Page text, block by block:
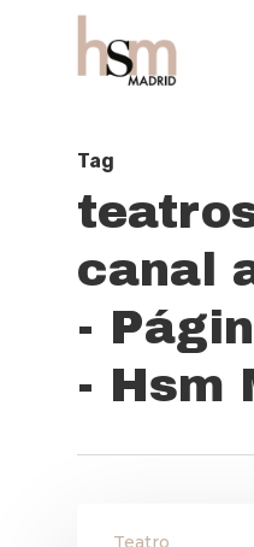
Tag
canal
-
- Hsm
Teatro